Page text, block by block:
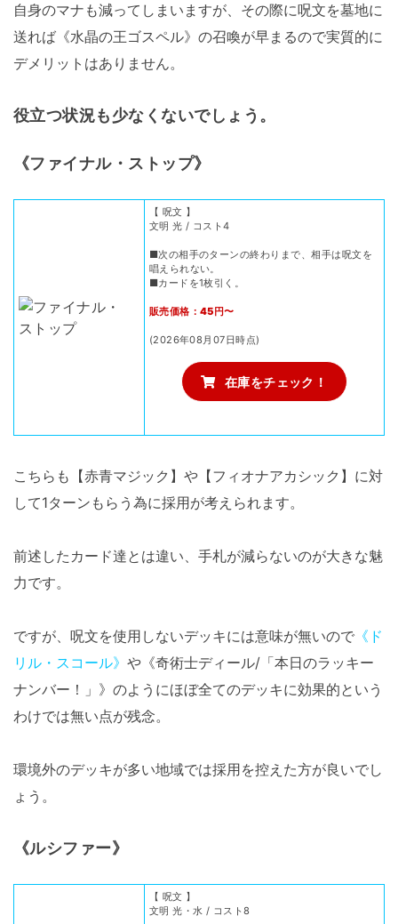
自身のマナも減ってしまいますが、その際に呪文を墓地に
送れば《水晶の王ゴスペル》の召喚が早まるので実質的に
デメリットはありません。
役立つ状況も少なくないでしょう。
《ファイナル・ストップ》
【 呪文 】
文明 光 / コスト4
■次の相手のターンの終わりまで、相手は呪文を
唱えられない。
■カードを1枚引く。
販売価格：45円〜
(2026年08月07日時点)
在庫をチェック！
こちらも【赤青マジック】や【フィオナアカシック】に対
して1ターンもらう為に採用が考えられます。
前述したカード達とは違い、手札が減らないのが大きな魅
力です。
ですが、呪文を使用しないデッキには意味が無いので 《ド
リル・スコール》 や《奇術士ディール/「本日のラッキー
ナンバー！」》のようにほぼ全てのデッキに効果的という
わけでは無い点が残念。
環境外のデッキが多い地域では採用を控えた方が良いでし
ょう。
《ルシファー》
【 呪文 】
文明 光・水 / コスト8